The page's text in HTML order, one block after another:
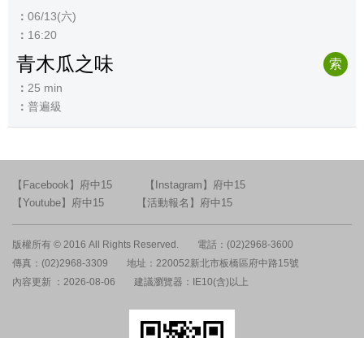
06/13(六)
16:20
青木瓜之味 索
25 min
普遍級
【Facebook】府中15
【Instagram】府中15
【Youtube】府中15
【活動報名】府中15
版權所有 © 2016 All Rights Reserved.
電話：(02)2968-3600
傳真：(02)2968-3309
地址：220052新北市板橋區府中路15號
內容更新 ：2026-08-06
建議瀏覽器：IE10(含)以上